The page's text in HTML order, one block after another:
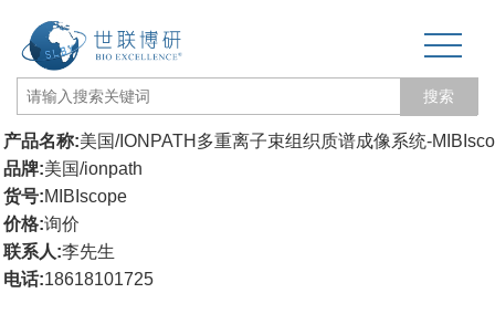
搜索
网站首页
产品名称:美国/IONPATH多重离子束组织质谱成像系统-
品牌:美国/ionpath
货号:MIBIscope
价格:询价
联系人:李先生
电话:18618101725